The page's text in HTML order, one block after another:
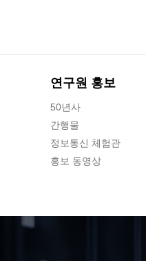
연구원 홍보
50년사
간행물
정보통신 체험관
홍보 동영상